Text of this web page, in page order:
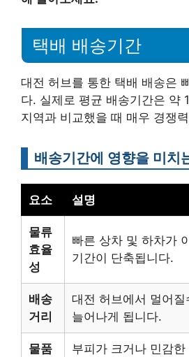
택배 배송기간
대전 허브를 통한 택배 배송은
다. 실제로 평균 배송기간은 약
지역과 비교했을 때 매우 경쟁
배송기간에 영향을 미치
요소 설명
물류
효율
성
빠른 상차 및 하차가
기간이 단축됩니다.
배송
거리
대전 허브에서 멀어질
늘어나게 됩니다.
물품
부피가 크거나 민감